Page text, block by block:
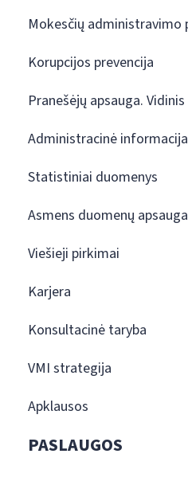
Mokesčių administravimo
Korupcijos prevencija
Pranešėjų apsauga.
Administracinė informacija
Statistiniai duomenys
Asmens duomenų apsauga
Viešieji pirkimai
Karjera
Konsultacinė taryba
VMI strategija
Apklausos
PASLAUGOS